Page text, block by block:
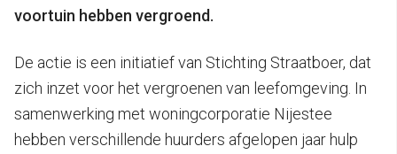
voortuin hebben vergroend.
De actie is een initiatief van Stichting Straatboer, dat
zich inzet voor het vergroenen van leefomgeving. In
samenwerking met woningcorporatie Nijestee
hebben verschillende huurders afgelopen jaar hulp